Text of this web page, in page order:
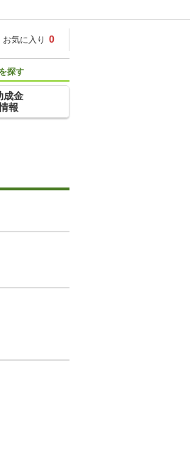
お気に入り 0
探す
成金
報